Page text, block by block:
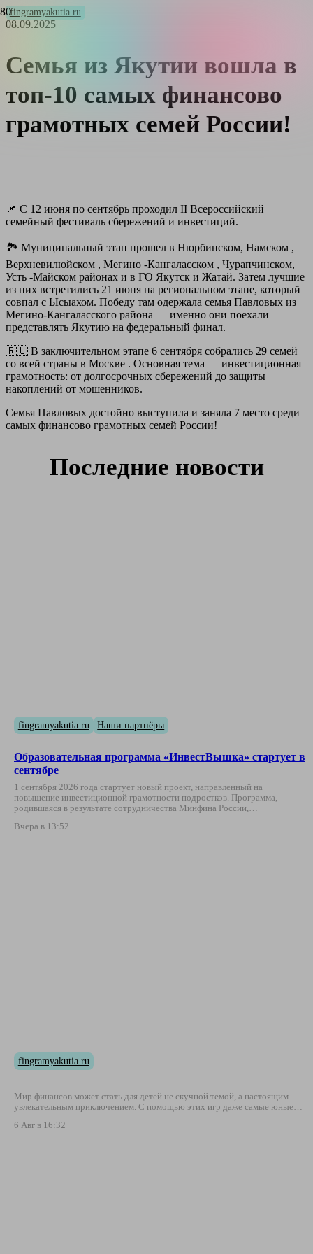
fingramyakutia.ru
08.09.2025
Семья из Якутии вошла в
топ-10 самых финансово
грамотных семей России!
📌 С 12 июня по сентябрь проходил II Всероссийский
семейный фестиваль сбережений и инвестиций.
🏞 Муниципальный этап прошел в Нюрбинском, Намском ,
Верхневилюйском , Мегино -Кангаласском , Чурапчинском,
Усть -Майском районах и в ГО Якутск и Жатай. Затем лучшие
из них встретились 21 июня на региональном этапе, который
совпал с Ысыахом. Победу там одержала семья Павловых из
Мегино-Кангаласского района — именно они поехали
представлять Якутию на федеральный финал.
🇷🇺 В заключительном этапе 6 сентября собрались 29 семей
со всей страны в Москве . Основная тема — инвестиционная
грамотность: от долгосрочных сбережений до защиты
накоплений от мошенников.
Семья Павловых достойно выступила и заняла 7 место среди
самых финансово грамотных семей России!
Последние новости
fingramyakutia.ru Наши партнёры
Образовательная программа «ИнвестВышка» стартует в
сентябре
1 сентября 2026 года стартует новый проект, направленный на
повышение инвестиционной грамотности подростков. Программа,
родившаяся в результате сотрудничества Минфина России,…
Вчера в 13:52
fingramyakutia.ru
Мир финансов может стать для детей не скучной темой, а настоящим
увлекательным приключением. С помощью этих игр даже самые юные…
6 Авг в 16:32